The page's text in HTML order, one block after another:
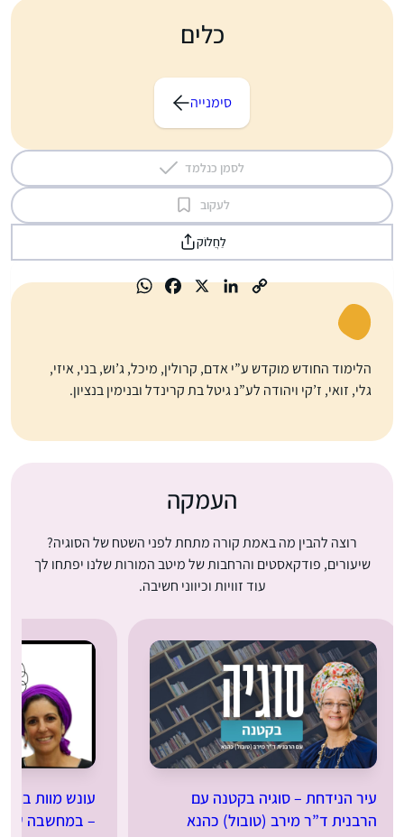
כלים
סימנייה
לסמן כנלמד
לעקוב
לַחֲלוֹק
הלימוד החודש מוקדש ע”י אדם, קרולין, מיכל, ג’וש, בני, איזי,
גלי, זואי, ז’קי ויהודה לע”נ גיטל בת קרינדל ובנימין בנציון.
העמקה
רוצה להבין מה באמת קורה מתחת לפני השטח של הסוגיה?
שיעורים, פודקאסטים והרחבות של מיטב המורות שלנו יפתחו לך
עוד זוויות וכיווני חשיבה.
עיר הנידחת – סוגיה בקטנה עם
הרבנית ד”ר מירב (טובול) כהנא
עונש מוות
– במחשבה